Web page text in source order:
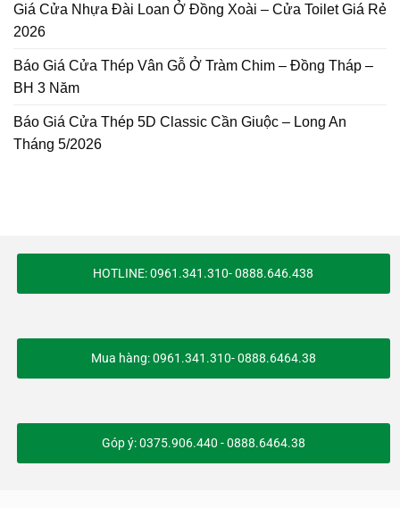
Giá Cửa Nhựa Đài Loan Ở Đồng Xoài – Cửa Toilet Giá Rẻ
2026
Báo Giá Cửa Thép Vân Gỗ Ở Tràm Chim – Đồng Tháp –
BH 3 Năm
Báo Giá Cửa Thép 5D Classic Cần Giuộc – Long An
Tháng 5/2026
HOTLINE: 0961.341.310- 0888.646.438
Mua hàng: 0961.341.310- 0888.6464.38
Góp ý: 0375.906.440 - 0888.6464.38